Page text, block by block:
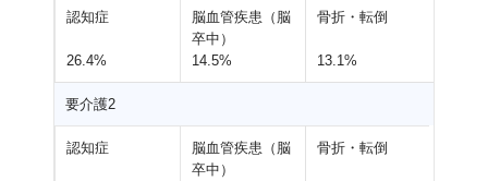
認知症
26.4%
脳血管疾患（脳
卒中）
14.5%
骨折・転倒
13.1%
要介護2
認知症
脳血管疾患（脳
卒中）
骨折・転倒